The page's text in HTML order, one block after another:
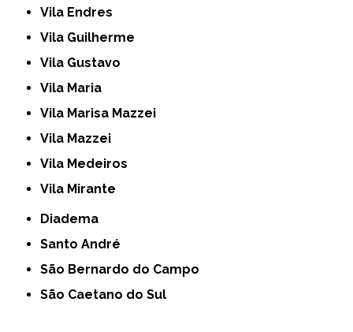
Vila Endres
Vila Guilherme
Vila Gustavo
Vila Maria
Vila Marisa Mazzei
Vila Mazzei
Vila Medeiros
Vila Mirante
Diadema
Santo André
São Bernardo do Campo
São Caetano do Sul